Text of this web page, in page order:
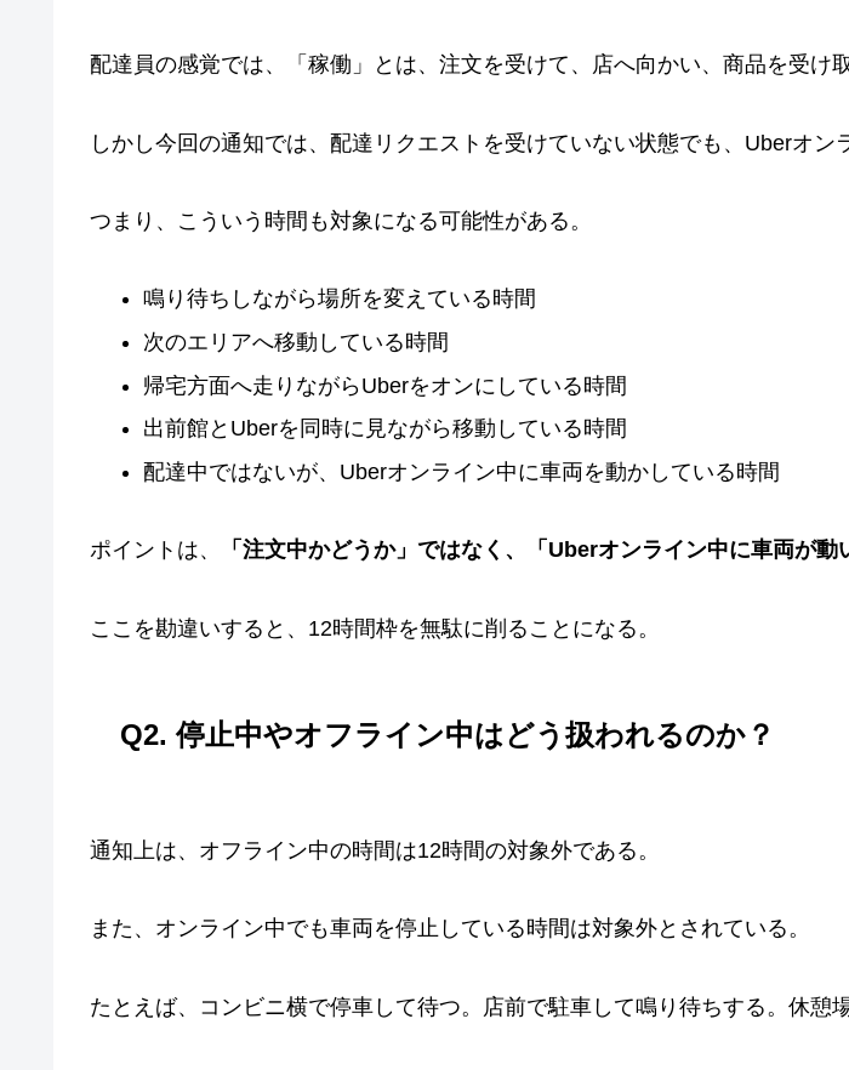
配達員の感覚では、「稼働」とは、注文を受けて、店へ向かい、商品を受け
しかし今回の通知では、配達リクエストを受けていない状態でも、Uberオ
つまり、こういう時間も対象になる可能性がある。
鳴り待ちしながら場所を変えている時間
次のエリアへ移動している時間
帰宅方面へ走りながらUberをオンにしている時間
出前館とUberを同時に見ながら移動している時間
配達中ではないが、Uberオンライン中に車両を動かしている時間
ポイントは、 「注文中かどうか」ではなく、「Uberオンライン中に車両が動
ここを勘違いすると、12時間枠を無駄に削ることになる。
Q2. 停止中やオフライン中はどう扱われるのか？
通知上は、オフライン中の時間は12時間の対象外である。
また、オンライン中でも車両を停止している時間は対象外とされている。
たとえば、コンビニ横で停車して待つ。店前で駐車して鳴り待ちする。休憩